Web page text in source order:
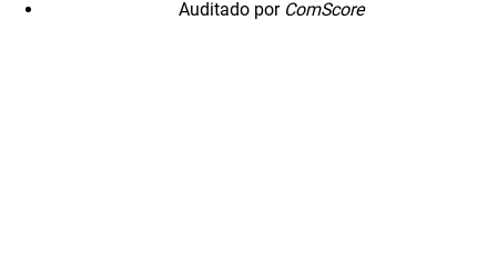
Auditado por ComScore